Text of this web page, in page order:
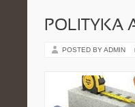
POLITYKA
POSTED BY ADMIN